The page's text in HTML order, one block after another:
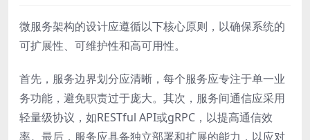
微服务架构的设计应遵循以下核心原则，以确保系统的
可扩展性、可维护性和高可用性。
首先，服务边界划分应清晰，每个服务应专注于单一业
务功能，避免职责过于庞大。其次，服务间通信应采用
轻量级协议，如RESTful API或gRPC，以提高通信效
率。最后，服务应具备独立部署和扩展的能力，以应对